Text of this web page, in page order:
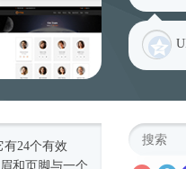
24个有效
和页脚与一个